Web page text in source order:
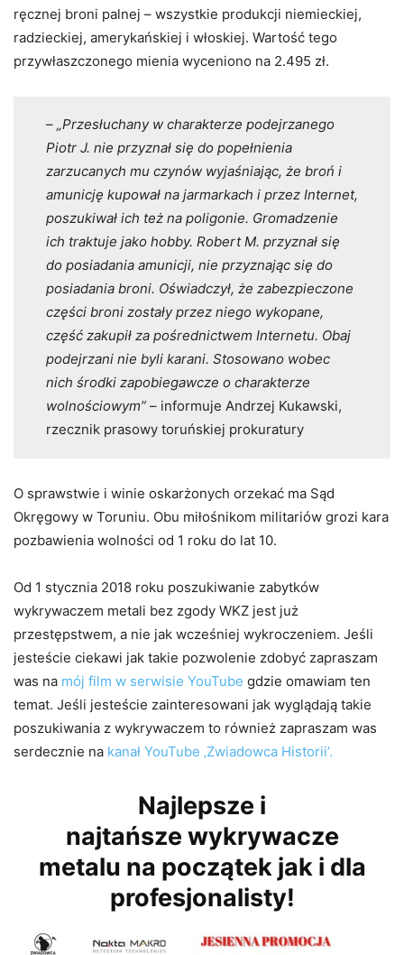
ręcznej broni palnej – wszystkie produkcji niemieckiej,
radzieckiej, amerykańskiej i włoskiej. Wartość tego
przywłaszczonego mienia wyceniono na 2.495 zł.
– „Przesłuchany w charakterze podejrzanego
Piotr J. nie przyznał się do popełnienia
zarzucanych mu czynów wyjaśniając, że broń i
amunicję kupował na jarmarkach i przez Internet,
poszukiwał ich też na poligonie. Gromadzenie
ich traktuje jako hobby. Robert M. przyznał się
do posiadania amunicji, nie przyznając się do
posiadania broni. Oświadczył, że zabezpieczone
części broni zostały przez niego wykopane,
część zakupił za pośrednictwem Internetu. Obaj
podejrzani nie byli karani. Stosowano wobec
nich środki zapobiegawcze o charakterze
wolnościowym”– informuje Andrzej Kukawski,
rzecznik prasowy toruńskiej prokuratury
O sprawstwie i winie oskarżonych orzekać ma Sąd
Okręgowy w Toruniu. Obu miłośnikom militariów grozi kara
pozbawienia wolności od 1 roku do lat 10.
Od 1 stycznia 2018 roku poszukiwanie zabytków
wykrywaczem metali bez zgody WKZ jest już
przestępstwem, a nie jak wcześniej wykroczeniem. Jeśli
jesteście ciekawi jak takie pozwolenie zdobyć zapraszam
was na mój film w serwisie YouTube gdzie omawiam ten
temat. Jeśli jesteście zainteresowani jak wyglądają takie
poszukiwania z wykrywaczem to również zapraszam was
serdecznie na kanał YouTube ‚Zwiadowca Historii’.
Najlepsze i
najtańsze wykrywacze
metalu na początek jak i dla
profesjonalisty!